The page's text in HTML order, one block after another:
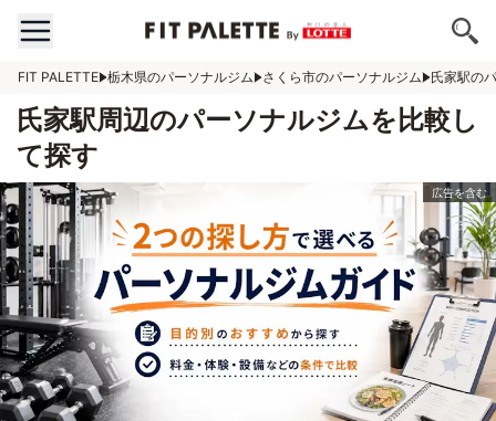
FIT PALETTE 栃木県のパーソナルジム さくら市のパーソナルジム 氏家駅の
氏家駅周辺のパーソナルジムを比較し
て探す